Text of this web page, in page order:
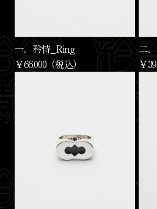
一．矜恃_Ring
￥66,000（税込）
二
￥